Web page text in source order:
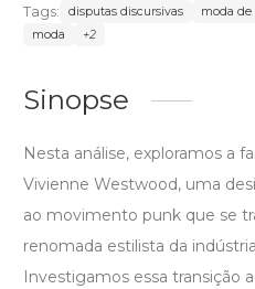
Tags: disputas discursivas moda de
moda
+2
Sinopse
Nesta análise, exploramos a
Vivienne Westwood, uma
ao movimento punk que se
renomada estilista da
Investigamos essa transição